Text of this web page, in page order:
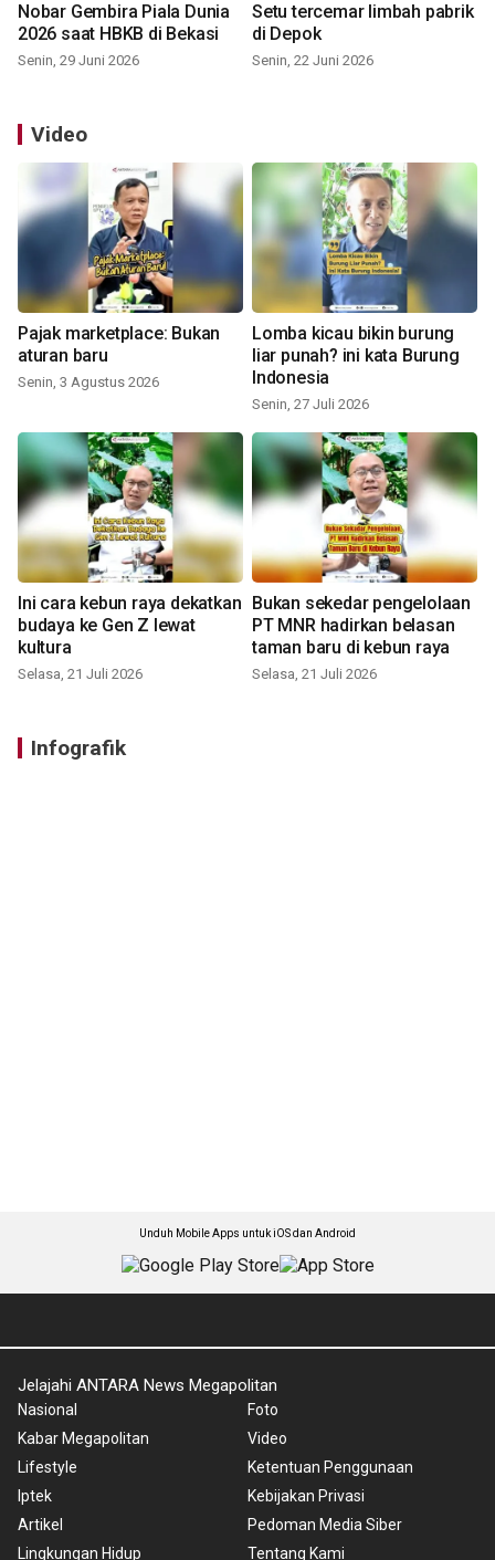
Nobar Gembira Piala Dunia
2026 saat HBKB di Bekasi
Senin, 29 Juni 2026
Setu tercemar limbah pabrik
di Depok
Senin, 22 Juni 2026
Video
Pajak marketplace: Bukan
aturan baru
Senin, 3 Agustus 2026
Lomba kicau bikin burung
liar punah? ini kata Burung
Indonesia
Senin, 27 Juli 2026
Ini cara kebun raya dekatkan
budaya ke Gen Z lewat
kultura
Selasa, 21 Juli 2026
Bukan sekedar pengelolaan
PT MNR hadirkan belasan
taman baru di kebun raya
Selasa, 21 Juli 2026
Infografik
Unduh Mobile Apps untuk iOS dan Android
Jelajahi ANTARA News Megapolitan
Nasional
Kabar Megapolitan
Lifestyle
Iptek
Artikel
Lingkungan Hidup
Foto
Video
Ketentuan Penggunaan
Kebijakan Privasi
Pedoman Media Siber
Tentang Kami